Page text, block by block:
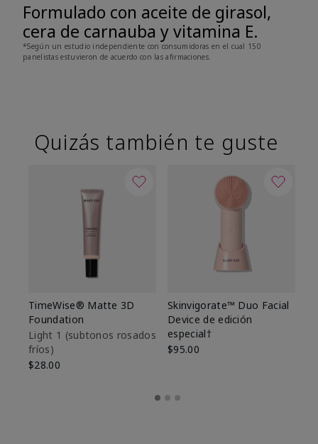
Formulado con aceite de girasol,
cera de carnauba y vitamina E.
*Según un estudio independiente con consumidoras en el cual 150
panelistas estuvieron de acuerdo con las afirmaciones.
Quizás también te guste
TimeWise® Matte 3D
Foundation
Light 1​ (subtonos rosados
fríos)
$28.00
Skinvigorate™ Duo Facial
Device de edición
especial†
$95.00